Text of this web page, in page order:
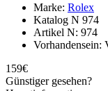
Marke: Rolex
Katalog N 974
Artikel N: 974
Vorhandensein:
159€
Günstiger gesehen?